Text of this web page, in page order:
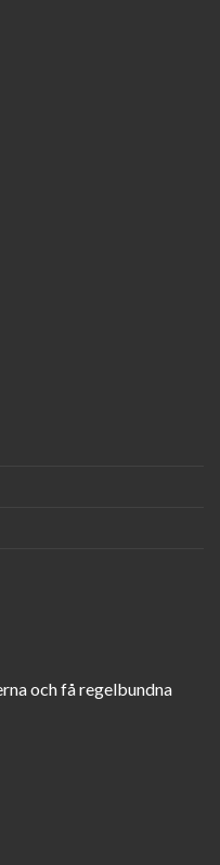
och få regelbundna